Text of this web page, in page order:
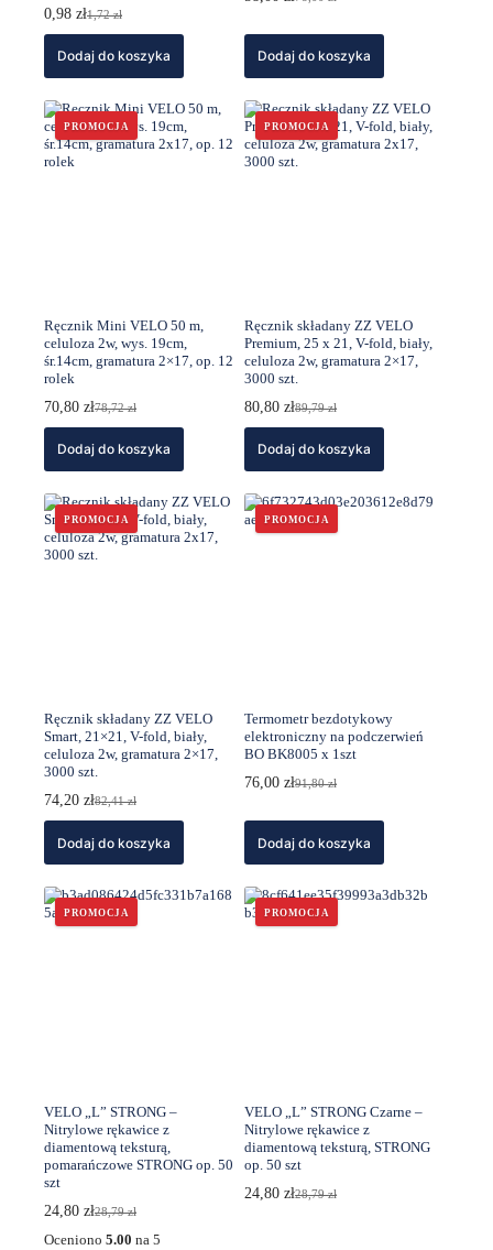
1,72zł
Pierwotna
cena
wynosiła:
0,98 złAktualna
cena
wynosi:
Dodaj do koszyka
wynosiła:
78,00 zł.
wynosi:
58,00 zł.
Dodaj do koszyka
PROMOCJA
Ręcznik Mini VELO 50 m,
celuloza 2w, wys. 19cm,
śr.14cm, gramatura 2×17, op. 12
rolek
78,72zł
Pierwotna
cena
wynosiła:
70,80 złAktualna
cena
wynosi:
Dodaj do koszyka
PROMOCJA
Ręcznik składany ZZ VELO
Premium, 25 x 21, V-fold, biały,
celuloza 2w, gramatura 2×17,
3000 szt.
89,79zł
Pierwotna
cena
wynosiła:
80,80złAktualna
cena
wynosi:
Dodaj do koszyka
PROMOCJA
Ręcznik składany ZZ VELO
Smart, 21×21, V-fold, biały,
celuloza 2w, gramatura 2×17,
3000 szt.
82,41zł
Pierwotna
cena
wynosiła:
74,20 złAktualna
cena
wynosi:
Dodaj do koszyka
PROMOCJA
Termometr bezdotykowy
elektroniczny na podczerwień
BO BK8005 x 1szt
91,80zł
Pierwotna
wynosiła:
91,80 zł.
76,00złAktualna
wynosi:
76,00 zł.
Dodaj do koszyka
PROMOCJA
VELO „L” STRONG –
Nitrylowe rękawice z
diamentową teksturą,
pomarańczowe STRONG op. 50
szt
28,79zł
Pierwotna
cena
24,80 złAktualna
cena
Oceniono 5.00 na 5
PROMOCJA
VELO „L” STRONG Czarne –
Nitrylowe rękawice z
diamentową teksturą, STRONG
op. 50 szt
28,79zł
Pierwotna
24,80złAktualna